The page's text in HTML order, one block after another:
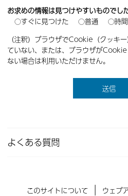
お求めの情報は見つけやすいものでし
すぐに見つけた
普通
時
（注釈）ブラウザでCookie（クッキ
ていない、または、ブラウザが
ない場合は利用いただけません。
よくある質問
このサイトについて
ウェブ